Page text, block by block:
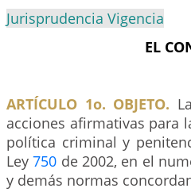
Jurisprudencia Vigencia
EL
ARTÍCULO 1o. OBJETO.
acciones afirmativas para
política criminal y
Ley750 de 2002, en el
y demás normas